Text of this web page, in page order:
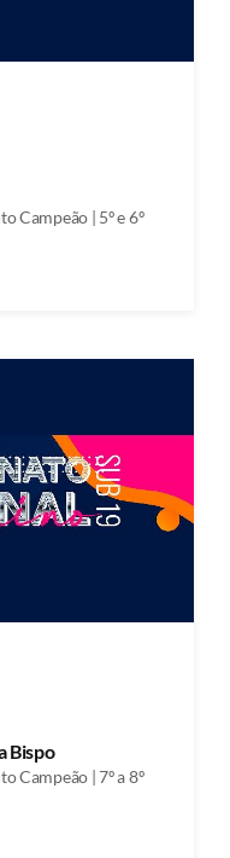
Campeão | 5º e 6º
Bispo
Campeão | 7º a 8º